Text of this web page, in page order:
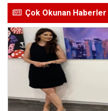
Çok Okunan Haberler